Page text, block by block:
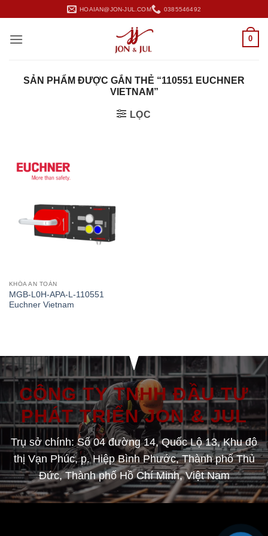
nội
HOAIAN@JON-JUL.COM 0385546492
0
SẢN PHẨM ĐƯỢC GẮN THẺ “110551 EUCHNER
VIETNAM”
LỌC
KHÓA AN TOÀN
MGB-L0H-APA-L-110551
Euchner Vietnam
CÔNG TY TNHH ĐẦU TƯ
PHÁT TRIỂN JON & JUL
Trụ sở chính: Số 04 đường 14, Quốc Lộ 13, Khu đô
thị Vạn Phúc, p. Hiệp Bình Phước, Thành phố Thủ
Đức, Thành phố Hồ Chí Minh, Việt Nam